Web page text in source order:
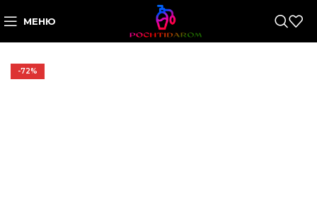
МЕНЮ
-72%